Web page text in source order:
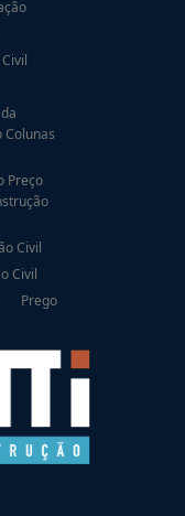
Colunas
Preço
Civil
Civil
Prego